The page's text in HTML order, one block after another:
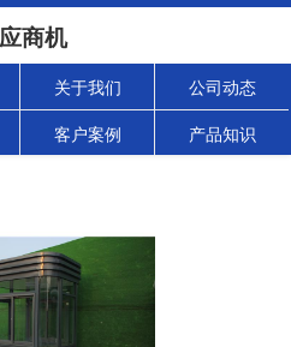
商机
关于我们 公司动态
客户案例 产品知识